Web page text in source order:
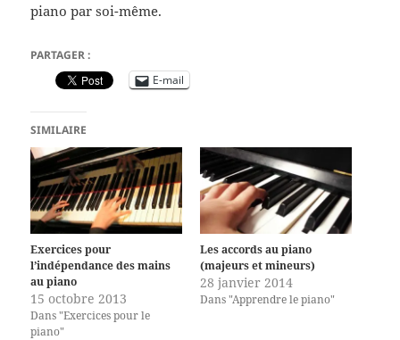
piano par soi-même.
PARTAGER :
E-mail
SIMILAIRE
Exercices pour
l’indépendance des mains
au piano
15 octobre 2013
Dans "Exercices pour le
piano"
Les accords au piano
(majeurs et mineurs)
28 janvier 2014
Dans "Apprendre le piano"